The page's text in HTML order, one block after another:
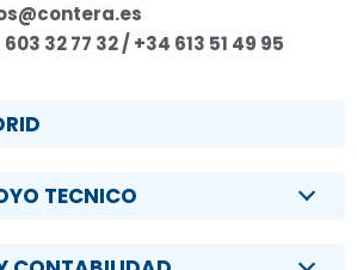
32 77 32 / +34 613 51 49 95
TECNICO